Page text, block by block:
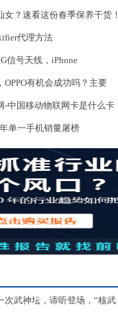
女？速看这份春季保养干货！
代理方法
信号天线，iPhone
有机会成功吗？主要
-中国移动物联网卡是什么卡
单一手机销量屠榜
次武神坛，谛听登场，“核武